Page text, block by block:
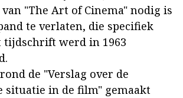
"The Art of Cinema" nodig is
te verlaten, die specifiek
tijdschrift werd in 1963
de "Verslag over de
situatie in de film" gemaakt